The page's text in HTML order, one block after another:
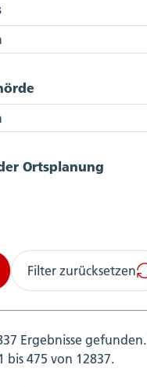
Ortsplanung
Filter zurücksetzen
Ergebnisse gefunden.
bis 475 von 12837.